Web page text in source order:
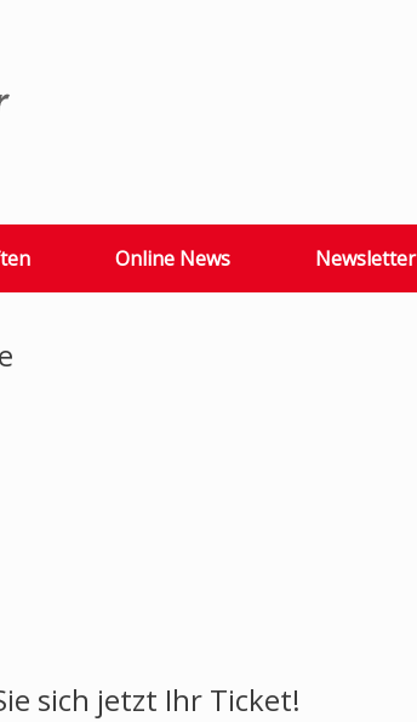
Online News Newsletter
sich jetzt Ihr Ticket!